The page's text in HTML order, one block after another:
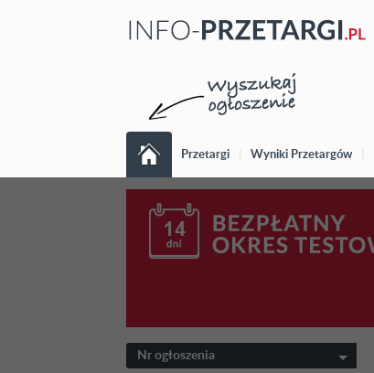
Przetargi Wyniki Przetargów
Nr ogłoszenia